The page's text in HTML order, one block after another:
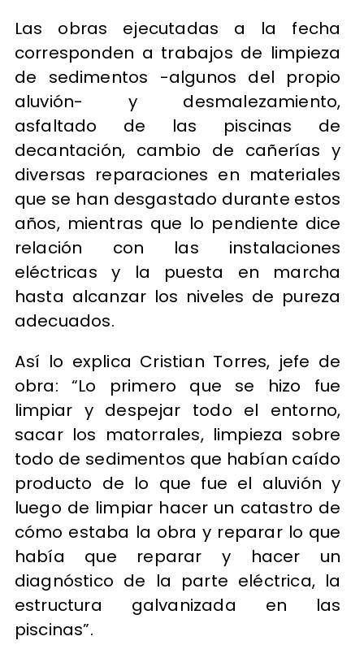
Las obras ejecutadas a la fecha
corresponden a trabajos de limpieza
de sedimentos -algunos del propio
aluvión- y desmalezamiento,
asfaltado de las piscinas de
decantación, cambio de cañerías y
diversas reparaciones en materiales
que se han desgastado durante estos
años, mientras que lo pendiente dice
relación con las instalaciones
eléctricas y la puesta en marcha
hasta alcanzar los niveles de pureza
adecuados.
Así lo explica Cristian Torres, jefe de
obra: “Lo primero que se hizo fue
limpiar y despejar todo el entorno,
sacar los matorrales, limpieza sobre
todo de sedimentos que habían caído
producto de lo que fue el aluvión y
luego de limpiar hacer un catastro de
cómo estaba la obra y reparar lo que
había que reparar y hacer un
diagnóstico de la parte eléctrica, la
estructura galvanizada en las
piscinas”.